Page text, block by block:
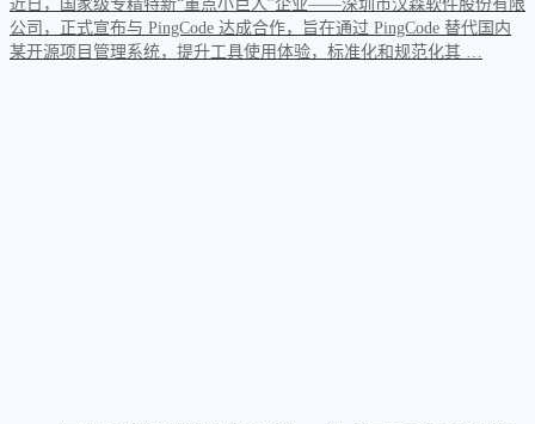
近日，国家级专精特新“重点小巨人”企业——深圳市汉森软件股份有限
公司，正式宣布与 PingCode 达成合作，旨在通过 PingCode 替代国内
某开源项目管理系统，提升工具使用体验，标准化和规范化其 …